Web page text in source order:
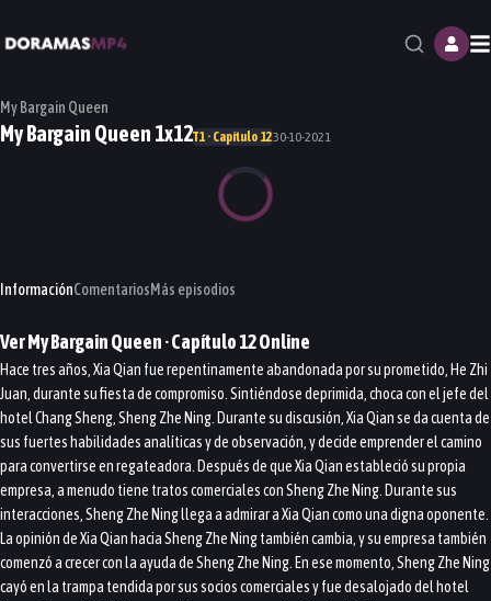
My Bargain Queen
My Bargain Queen 1x12T1 · Capítulo 1230-10-2021
InformaciónComentariosMás episodios
VerMy Bargain Queen· Capítulo12Online
Hace tres años, Xia Qian fue repentinamente abandonada por su prometido, He Zhi
Juan, durante su fiesta de compromiso. Sintiéndose deprimida, choca con el jefe del
hotel Chang Sheng, Sheng Zhe Ning. Durante su discusión, Xia Qian se da cuenta de
sus fuertes habilidades analíticas y de observación, y decide emprender el camino
para convertirse en regateadora. Después de que Xia Qian estableció su propia
empresa, a menudo tiene tratos comerciales con Sheng Zhe Ning. Durante sus
interacciones, Sheng Zhe Ning llega a admirar a Xia Qian como una digna oponente.
La opinión de Xia Qian hacia Sheng Zhe Ning también cambia, y su empresa también
comenzó a crecer con la ayuda de Sheng Zhe Ning. En ese momento, Sheng Zhe Ning
cayó en la trampa tendida por sus socios comerciales y fue desalojado del hotel